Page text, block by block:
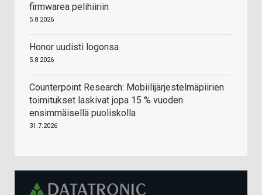
firmwarea pelihiiriin
5.8.2026
Honor uudisti logonsa
5.8.2026
Counterpoint Research: Mobiilijärjestelmäpiirien
toimitukset laskivat jopa 15 % vuoden
ensimmäisellä puoliskolla
31.7.2026